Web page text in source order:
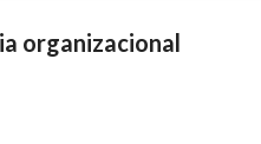
organizacional